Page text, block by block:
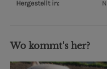
Hergestellt in:
Wo kommt's her?